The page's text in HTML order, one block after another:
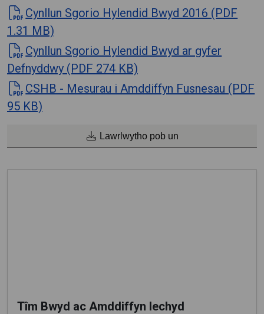
Cynllun Sgorio Hylendid Bwyd 2016 (PDF
1.31 MB)
Cynllun Sgorio Hylendid Bwyd ar gyfer
Defnyddwy (PDF 274 KB)
CSHB - Mesurau i Amddiffyn Fusnesau (PDF
95 KB)
Lawrlwytho pob un
Tîm Bwyd ac Amddiffyn Iechyd